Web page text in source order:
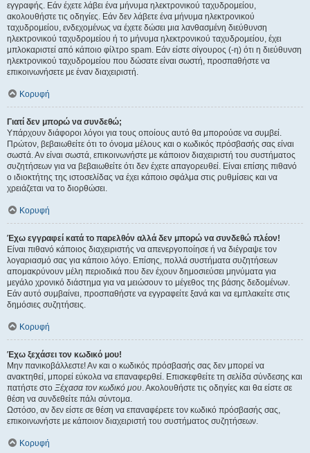
εγγραφής. Εάν έχετε λάβει ένα μήνυμα ηλεκτρονικού ταχυδρομείου,
ακολουθήστε τις οδηγίες. Εάν δεν λάβετε ένα μήνυμα ηλεκτρονικού
ταχυδρομείου, ενδεχομένως να έχετε δώσει μια λανθασμένη διεύθυνση
ηλεκτρονικού ταχυδρομείου ή το μήνυμα ηλεκτρονικού ταχυδρομείου, έχει
μπλοκαριστεί από κάποιο φίλτρο spam. Εάν είστε σίγουρος (-η) ότι η διεύθυνση
ηλεκτρονικού ταχυδρομείου που δώσατε είναι σωστή, προσπαθήστε να
επικοινωνήσετε με έναν διαχειριστή.
Κορυφή
Γιατί δεν μπορώ να συνδεθώ;
Υπάρχουν διάφοροι λόγοι για τους οποίους αυτό θα μπορούσε να συμβεί.
Πρώτον, βεβαιωθείτε ότι το όνομα μέλους και ο κωδικός πρόσβασής σας είναι
σωστά. Αν είναι σωστά, επικοινωνήστε με κάποιον διαχειριστή του συστήματος
συζητήσεων για να βεβαιωθείτε ότι δεν έχετε απαγορευθεί. Είναι επίσης πιθανό
ο ιδιοκτήτης της ιστοσελίδας να έχει κάποιο σφάλμα στις ρυθμίσεις και να
χρειάζεται να το διορθώσει.
Κορυφή
Έχω εγγραφεί κατά το παρελθόν αλλά δεν μπορώ να συνδεθώ πλέον!
Είναι πιθανό κάποιος διαχειριστής να απενεργοποίησε ή να διέγραψε τον
λογαριασμό σας για κάποιο λόγο. Επίσης, πολλά συστήματα συζητήσεων
απομακρύνουν μέλη περιοδικά που δεν έχουν δημοσιεύσει μηνύματα για
μεγάλο χρονικό διάστημα για να μειώσουν το μέγεθος της βάσης δεδομένων.
Εάν αυτό συμβαίνει, προσπαθήστε να εγγραφείτε ξανά και να εμπλακείτε στις
δημόσιες συζητήσεις.
Κορυφή
Έχω ξεχάσει τον κωδικό μου!
Μην πανικοβάλλεστε! Αν και ο κωδικός πρόσβασής σας δεν μπορεί να
ανακτηθεί, μπορεί εύκολα να επαναφερθεί. Επισκεφθείτε τη σελίδα σύνδεσης και
πατήστε στο Ξέχασα τον κωδικό μου. Ακολουθήστε τις οδηγίες και θα είστε σε
θέση να συνδεθείτε πάλι σύντομα.
Ωστόσο, αν δεν είστε σε θέση να επαναφέρετε τον κωδικό πρόσβασής σας,
επικοινωνήστε με κάποιον διαχειριστή του συστήματος συζητήσεων.
Κορυφή